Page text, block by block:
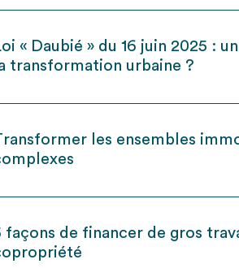
« Daubié » du 16 juin 2025 :
transformation urbaine ?
les ensembles
façons de financer de gros